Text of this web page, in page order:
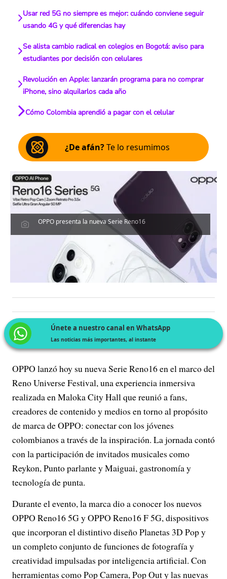
Usar red 5G no siempre es mejor: cuándo conviene seguir
usando 4G y qué diferencias hay
Se alista cambio radical en colegios en Bogotá: aviso para
estudiantes por decisión con celulares
Revolución en Apple: lanzarán programa para no comprar
iPhone, sino alquilarlos cada año
Cómo Colombia aprendió a pagar con el celular
¿De afán?Te lo resumimos
OPPO presenta la nueva Serie Reno16
Únete a nuestro canal en WhatsApp
Las noticias más importantes, al instante
OPPO lanzó hoy su nueva Serie Reno16 en el marco del
Reno Universe Festival, una experiencia inmersiva
realizada en Maloka City Hall que reunió a fans,
creadores de contenido y medios en torno al propósito
de marca de OPPO: conectar con los jóvenes
colombianos a través de la inspiración. La jornada contó
con la participación de invitados musicales como
Reykon, Punto parlante y Maiguai, gastronomía y
tecnología de punta.
Durante el evento, la marca dio a conocer los nuevos
OPPO Reno16 5G y OPPO Reno16 F 5G, dispositivos
que incorporan el distintivo diseño Planetas 3D Pop y
un completo conjunto de funciones de fotografía y
creatividad impulsadas por inteligencia artificial. Con
herramientas como Pop Camera, Pop Out y las nuevas